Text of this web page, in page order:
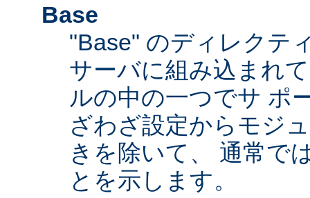
Base
"Base" のディレクテ
サーバに組み込まれ
ルの中の一つでサ ポ
ざわざ設定からモジ
きを除いて、 通常で
とを示します。